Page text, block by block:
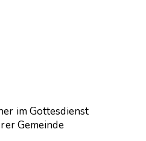
im Gottesdienst
Gemeinde